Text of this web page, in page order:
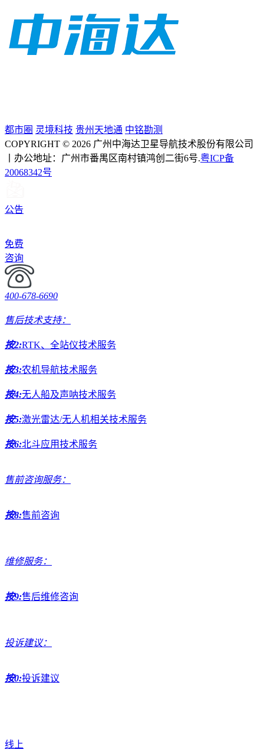
都市圈 灵境科技 贵州天地通 中铭勘测
COPYRIGHT © 2026 广州中海达卫星导航技术股份有限公司
丨办公地址：广州市番禺区南村镇鸿创二街6号.粤ICP备
20068342号
公告
免费
咨询
400-678-6690
售后技术支持：
按2:RTK、全站仪技术服务
按3:农机导航技术服务
按4:无人船及声呐技术服务
按5:激光雷达/无人机相关技术服务
按6:北斗应用技术服务
售前咨询服务：
按8:售前咨询
维修服务：
按9:售后维修咨询
投诉建议：
按0:投诉建议
线上